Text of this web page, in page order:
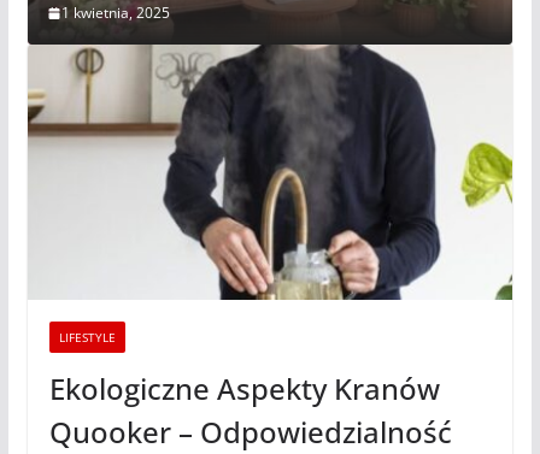
1 kwietnia, 2025
LIFESTYLE
Ekologiczne Aspekty Kranów
Quooker – Odpowiedzialność